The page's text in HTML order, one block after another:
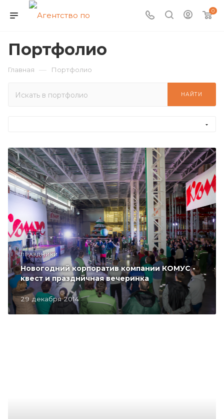
0
Портфолио
Главная — Портфолио
НАЙТИ
ПРАЗДНИКИ
29 декабря 2014
Новогодний корпоратив компании КОМУC -
квест и праздничная вечеринка